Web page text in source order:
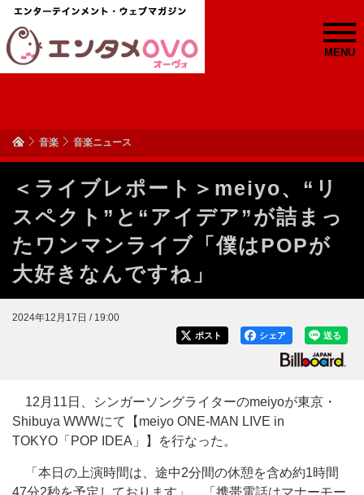
MENU
音楽 音楽ニュース
＜ライブレポート＞meiyo、“リ
スペクト”と“アイデア”が詰まっ
たワンマンライブ「僕はPOPが
大好きなんですね」
2024年12月17日 / 19:00
送る
シェア
ポスト
12月11日、シンガーソングライターのmeiyoが東京・
Shibuya WWWにて【meiyo ONE-MAN LIVE in
TOKYO「POP IDEA」】を行なった。
「本日の上演時間は、途中2分間の休憩を含め約1時間
47分2秒を予定しております」、「携帯電話はマナーモー